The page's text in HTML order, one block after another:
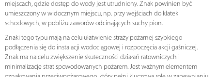
miejscach, gdzie dostęp do wody jest utrudniony. Znak powinien być
umieszczony w widocznym miejscu, np. przy wejściach do klatek
schodowych, w pobliżu zaworów odcinających suchy pion.
Znaki tego typu mają na celu ułatwienie straży pożarnej szybkiego
podłączenia się do instalacji wodociągowej i rozpoczęcia akcji gaśniczej.
Znak ma na celu zwiększenie skuteczności działań ratowniczych i
minimalizację strat spowodowanych pożarem. Jest ważnym elementem